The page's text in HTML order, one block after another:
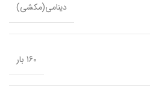
دینامی(مکشی)
160 بار